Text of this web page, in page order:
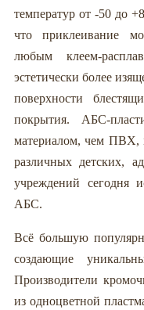
температур от -50 до
что приклеивание
любым клеем-
эстетически более
поверхности
покрытия. АБС-
материалом, чем ПВХ,
различных детских,
учреждений сегодня
АБС.
Всё большую
создающие
Производители
из одноцветной